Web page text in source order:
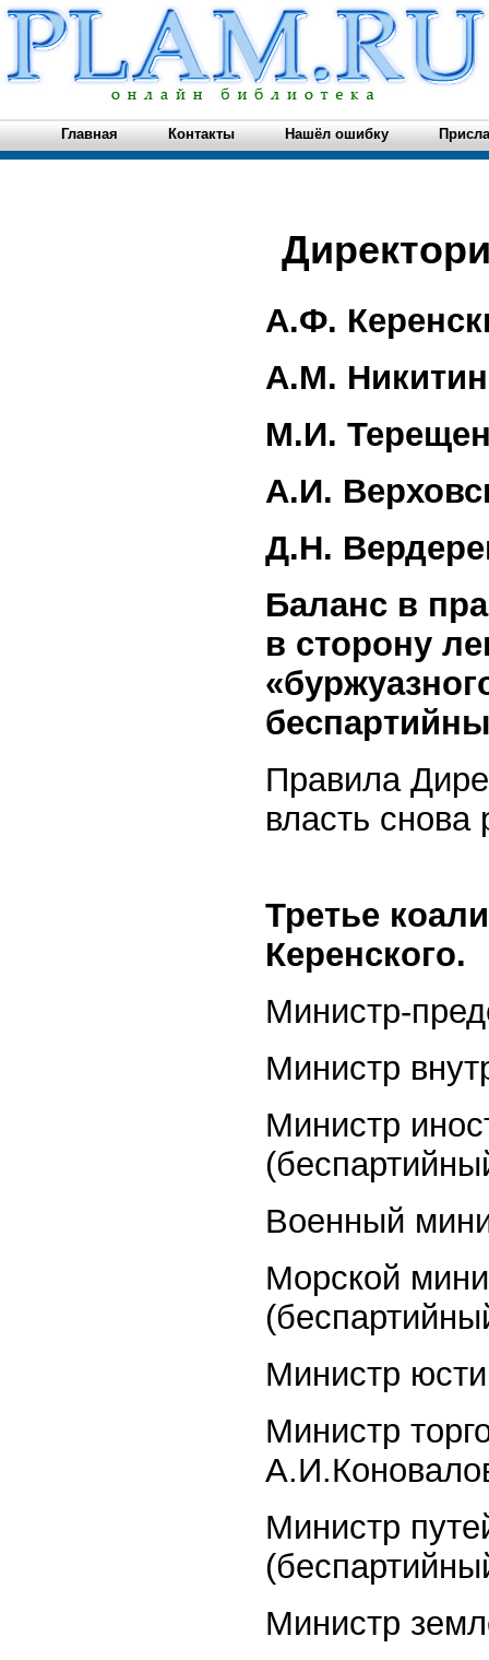
Главная Контакты Нашёл ошибку
А.Ф.
А.М.
М.И.
А.И.
Д.Н.
Баланс в
в сторону
Правила
власть снова
Третье
Керенского.
Министр-
Министр
Министр
Военный
Морской
Министр
Министр
Министр
Министр